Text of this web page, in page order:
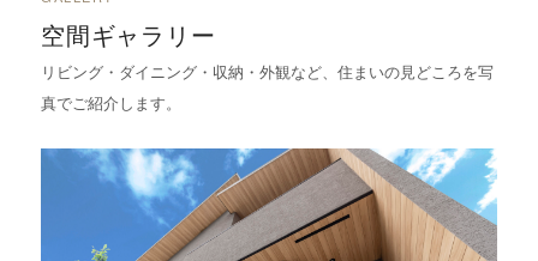
空間ギャラリー
リビング・ダイニング・収納・外観など、住まいの見どころを写
真でご紹介します。